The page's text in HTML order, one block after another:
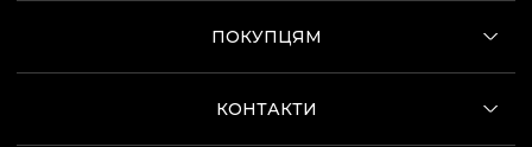
ПОКУПЦЯМ
КОНТАКТИ